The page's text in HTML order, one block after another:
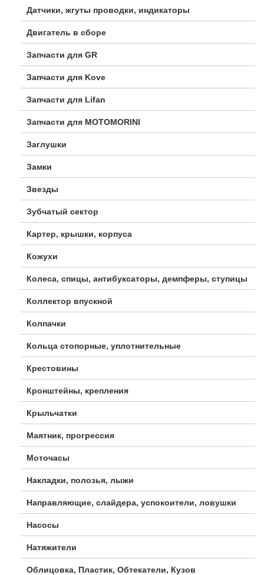
Датчики, жгуты проводки, индикаторы
Двигатель в сборе
Запчасти для GR
Запчасти для Kove
Запчасти для Lifan
Запчасти для MOTOMORINI
Заглушки
Замки
Звезды
Зубчатый сектор
Картер, крышки, корпуса
Кожухи
Колеса, спицы, антибуксаторы, демпферы, ступицы
Коллектор впускной
Колпачки
Кольца стопорные, уплотнительные
Крестовины
Кронштейны, крепления
Крыльчатки
Маятник, прогрессия
Моточасы
Накладки, полозья, лыжи
Направляющие, слайдера, успокоители, ловушки
Насосы
Натяжители
Облицовка, Пластик, Обтекатели, Кузов